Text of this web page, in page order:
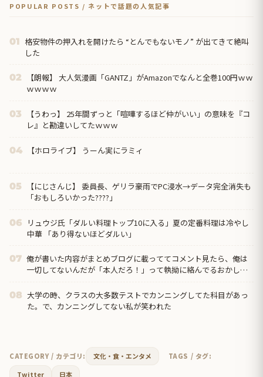
POPULAR POSTS / ネットで話題の人気記事
01 格安物件の押入れを開けたら “とんでもないモノ” が出てきて絶叫
した
02
【朗報】 大人気漫画「GANTZ」がAmazonでなんと全巻100円ｗｗ
ｗｗｗｗ
03
【うわっ】 25年間ずっと「喧嘩するほど仲がいい」の意味を『コ
レ』と勘違いしてたｗｗｗ
04 【ホロライブ】 うーん実にラミィ
05
【にじさんじ】 委員長、ゲリラ豪雨でPC浸水→データ完全消失も
「おもしろいかった????」
06
リュウジ氏「ダルい料理トップ10に入る」夏の定番料理は冷やし
中華 「あり得ないほどダルい」
07 俺が書いた内容がまとめブログに載っててコメント見たら、俺は
一切してないんだが「本人だろ！」って執拗に絡んでるおかしな
08 大学の時、クラスの大多数テストでカンニングしてた科目があっ
た。で、カンニングしてない私が笑われた
CATEGORY / カテゴリ: 文化・食・エンタメ
TAGS / タグ:
Twitter
日本